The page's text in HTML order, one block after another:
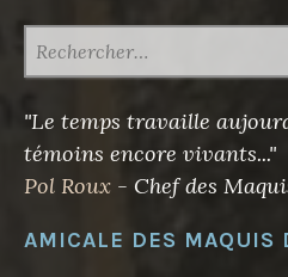
"Le temps travaille
témoins encore vivants..."
Pol Roux - Chef des
AMICALE DES MAQUIS